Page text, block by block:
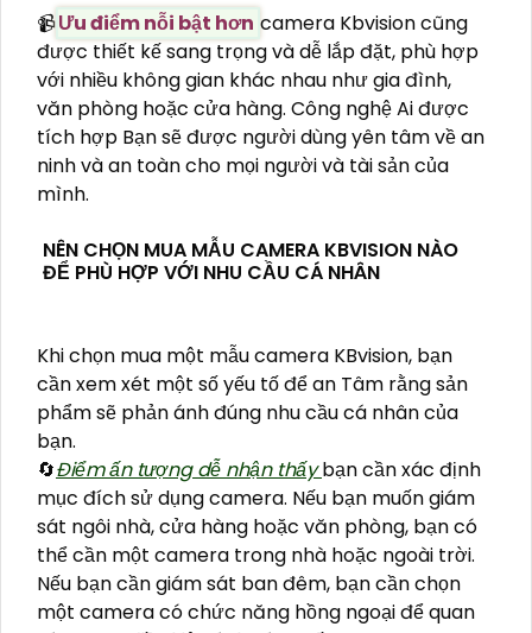
📹Ưu điểm nỗi bật hơn camera Kbvision cũng
được thiết kế sang trọng và dễ lắp đặt, phù hợp
với nhiều không gian khác nhau như gia đình,
văn phòng hoặc cửa hàng. Công nghệ Ai được
tích hợp Bạn sẽ được người dùng yên tâm về an
ninh và an toàn cho mọi người và tài sản của
mình.
NÊN CHỌN MUA MẪU CAMERA KBVISION NÀO
ĐỂ PHÙ HỢP VỚI NHU CẦU CÁ NHÂN
Khi chọn mua một mẫu camera KBvision, bạn
cần xem xét một số yếu tố để an Tâm rằng sản
phẩm sẽ phản ánh đúng nhu cầu cá nhân của
bạn.
🔄Điểm ấn tượng dễ nhận thấybạn cần xác định
mục đích sử dụng camera. Nếu bạn muốn giám
sát ngôi nhà, cửa hàng hoặc văn phòng, bạn có
thể cần một camera trong nhà hoặc ngoài trời.
Nếu bạn cần giám sát ban đêm, bạn cần chọn
một camera có chức năng hồng ngoại để quan